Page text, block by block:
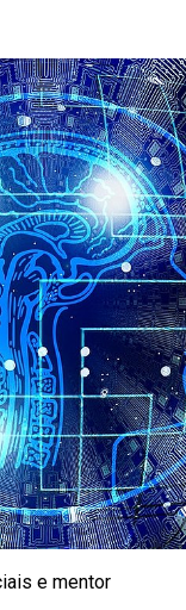
e mentor